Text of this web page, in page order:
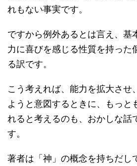
れもない事実です。
ですから例外あるとは言え、基
力に喜びを感じる性質を持った
る訳です。
こう考えれば、能力を拡大させ
ようと意図するときに、もっと
れると考えるのも、おかしな話
す。
著者は「神」の概念を持ちだし